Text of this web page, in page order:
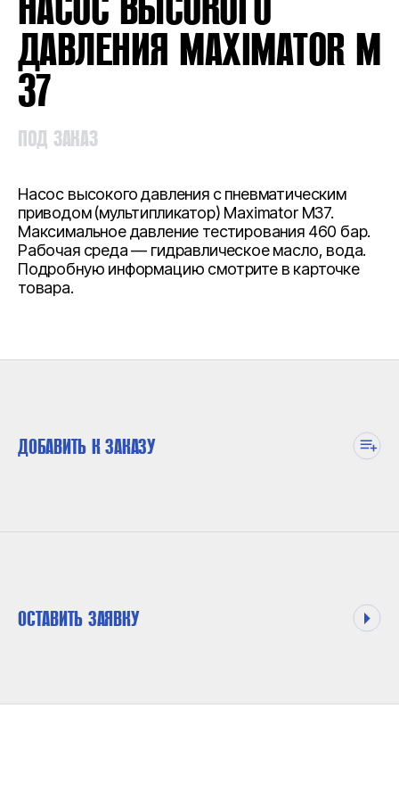
ДАВЛЕНИЯ MAXIMATOR M
37
ПОД ЗАКАЗ
Насос высокого давления с пневматическим
приводом (мультипликатор) Maximator M37.
Максимальное давление тестирования 460 бар.
Рабочая среда — гидравлическое масло, вода.
Подробную информацию смотрите в карточке
товара.
ДОБАВИТЬ К ЗАКАЗУ
ОСТАВИТЬ ЗАЯВКУ